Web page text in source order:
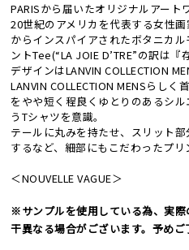
PARISから届いたオリジナルアート
20世紀のアメリカを代表する女性
からインスパイアされたボタニカ
ントTee(“LA JOIE D’TRE”の訳は『
デザインはLANVIN COLLECTION
LANVIN COLLECTION MENSらし
をやや短く程良くゆとりのあるシ
うTシャツを意識。
テールに丸みを持たせ、スリット
するなど、細部にもこだわったプリ
＜NOUVELLE VAGUE＞
※サンプルを使用している為、実
干異なる場合がございます。予めご